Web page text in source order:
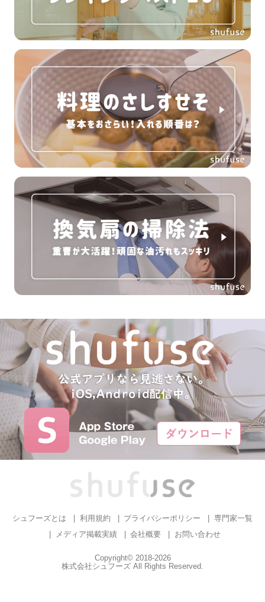
シュフーズとは 利用規約 プライバシーポリシー
専門家一覧
メディア掲載実績
会社概要 お問い合わせ
Copyright© 2018-2026
株式会社シュフーズ All Rights Reserved.